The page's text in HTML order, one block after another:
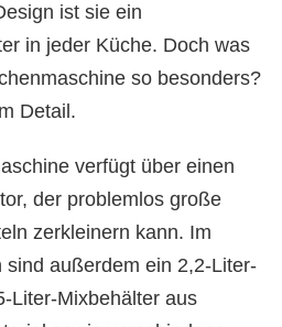
ist sie ein
in jeder Küche. Doch was
so besonders?
Detail.
verfügt über einen
der problemlos große
zerkleinern kann. Im
sind außerdem ein 2,2-Liter-
Liter-Mixbehälter aus